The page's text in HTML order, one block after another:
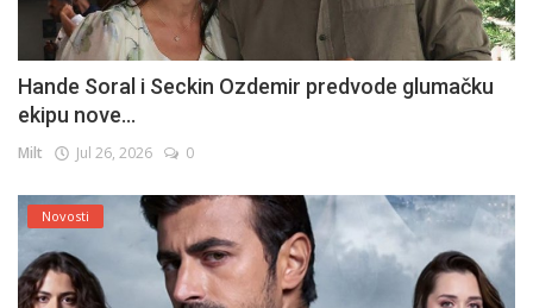
Hande Soral i Seckin Ozdemir predvode glumačku
ekipu nove...
Milt Jul 26, 2026 0
Novosti